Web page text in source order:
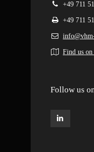
+49 711
+49 711
Find us on
Follow us